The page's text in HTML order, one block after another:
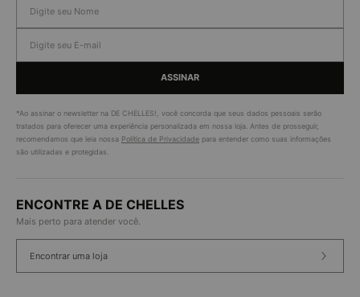
ASSINAR
*Ao assinar o newsletter na DE CHELLES!, você concorda que seus dados pessoais serão
tratados para oferecer uma experiência personalizada em nossa loja. Antes de prosseguir,
recomendamos que leia nossa Política de Privacidade para entender como suas informações
são utilizadas e protegidas.
ENCONTRE A DE CHELLES
Mais perto para atender você.
Encontrar uma loja